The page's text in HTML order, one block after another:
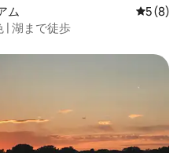
ム レビュー
5 (8)
| 湖まで徒歩